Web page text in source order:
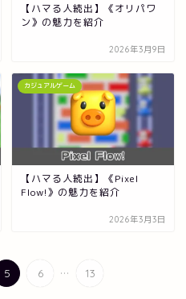
【ハマる人続出】《オリパワ
ン》の魅力を紹介
2026年3月9日
カジュアルゲーム
【ハマる人続出】《Pixel
Flow!》の魅力を紹介
2026年3月3日
5 6 ... 13